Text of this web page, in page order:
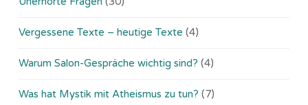
Vergessene Texte – heutige Texte (4)
Warum Salon-Gespräche wichtig sind? (4)
Was hat Mystik mit Atheismus zu tun? (7)